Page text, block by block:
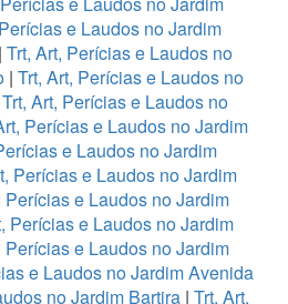
e Laudos no Jardim
| Trt, Art, Perícias e Laudos no
| Trt, Art, Perícias e Laudos no
Trt, Art, Perícias e Laudos no
Perícias e Laudos no Jardim
e Laudos no Jardim
Perícias e Laudos no Jardim
Perícias e Laudos no Jardim
Perícias e Laudos no Jardim
Perícias e Laudos no Jardim
e Laudos no Jardim Avenida
no Jardim Bartira| Trt, Art,